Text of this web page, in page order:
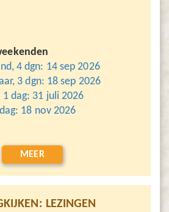
4 dgn: 14 sep 2026
3 dgn: 18 sep 2026
1 dag: 31 juli 2026
18 nov 2026
MEER
LEZINGEN